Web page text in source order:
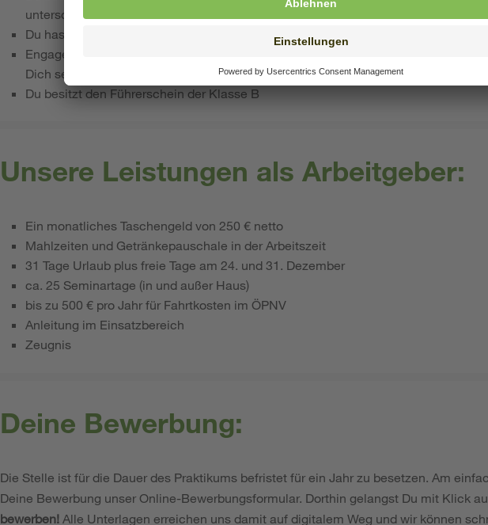
unterschiedlichen sozialen und kulturellen Hintergründen
Du hast Freude am Umgang mit Kindern, Jugendlichen und älteren Menschen
Engagement in der Mitarbeit im Team und den Wunsch, eigene Ideen
Dich selbstverständlich
Du besitzt den Führerschein der Klasse B
Unsere Leistungen als Arbeitgeber:
Ein monatliches Taschengeld von 250 € netto
Mahlzeiten und Getränkepauschale in der Arbeitszeit
31 Tage Urlaub plus freie Tage am 24. und 31. Dezember
ca. 25 Seminartage (in und außer Haus)
bis zu 500 € pro Jahr für Fahrtkosten im ÖPNV
Anleitung im Einsatzbereich
Zeugnis
Deine Bewerbung:
Die Stelle ist für die Dauer des Praktikums befristet für ein Jahr zu besetzen. Am
Deine Bewerbung unser Online-Bewerbungsformular. Dorthin gelangst Du mit Klick
bewerben! Alle Unterlagen erreichen uns damit auf digitalem Weg und wir können